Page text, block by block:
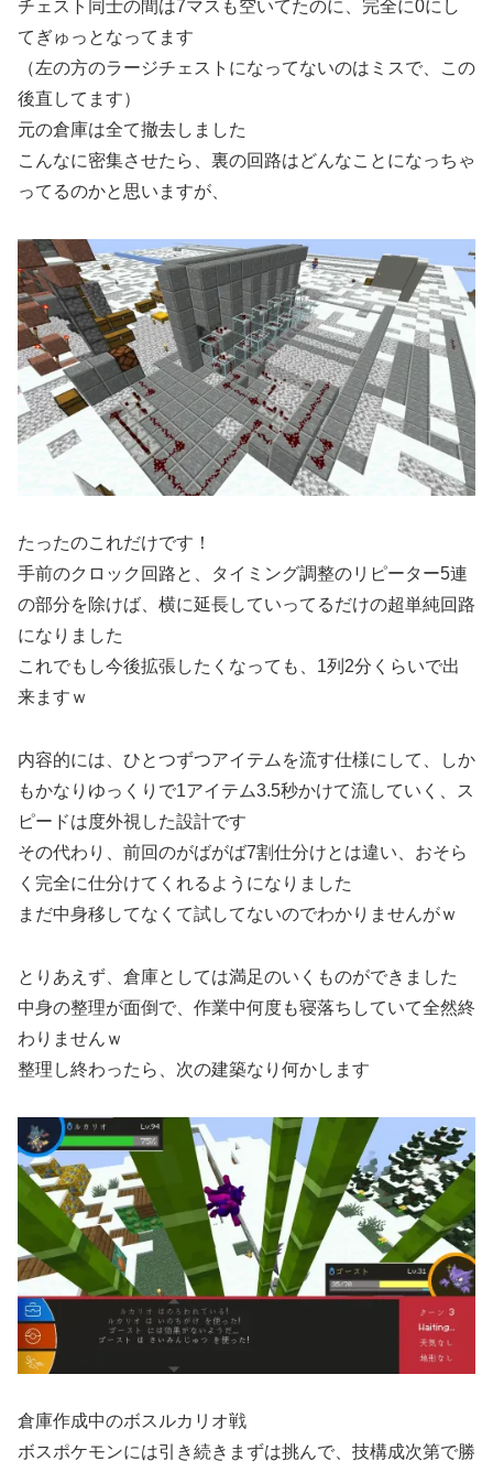
チェスト同士の間は7マスも空いてたのに、完全に0にし
てぎゅっとなってます
（左の方のラージチェストになってないのはミスで、この
後直してます）
元の倉庫は全て撤去しました
こんなに密集させたら、裏の回路はどんなことになっちゃ
ってるのかと思いますが、
たったのこれだけです！
手前のクロック回路と、タイミング調整のリピーター5連
の部分を除けば、横に延長していってるだけの超単純回路
になりました
これでもし今後拡張したくなっても、1列2分くらいで出
来ますｗ
内容的には、ひとつずつアイテムを流す仕様にして、しか
もかなりゆっくりで1アイテム3.5秒かけて流していく、ス
ピードは度外視した設計です
その代わり、前回のがばがば7割仕分けとは違い、おそら
く完全に仕分けてくれるようになりました
まだ中身移してなくて試してないのでわかりませんがｗ
とりあえず、倉庫としては満足のいくものができました
中身の整理が面倒で、作業中何度も寝落ちしていて全然終
わりませんｗ
整理し終わったら、次の建築なり何かします
倉庫作成中のボスルカリオ戦
ボスポケモンには引き続きまずは挑んで、技構成次第で勝